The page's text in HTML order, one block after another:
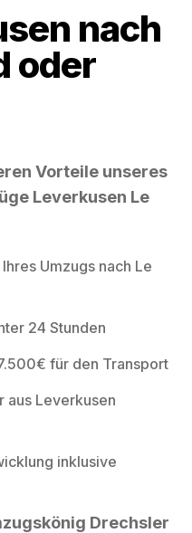
nach
oder
Vorteile unseres
Leverkusen Le
Umzugs nach Le
24 Stunden
für den Transport
aus Leverkusen
inklusive
Drechsler